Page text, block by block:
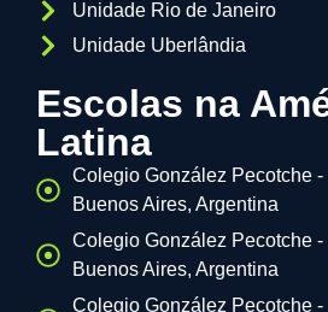
Unidade Rio de Janeiro
Unidade Uberlândia
Escolas na
Latina
Colegio González Pecotche
Buenos Aires, Argentina
Colegio González Pecotche
Buenos Aires, Argentina
Colegio González Pecotche